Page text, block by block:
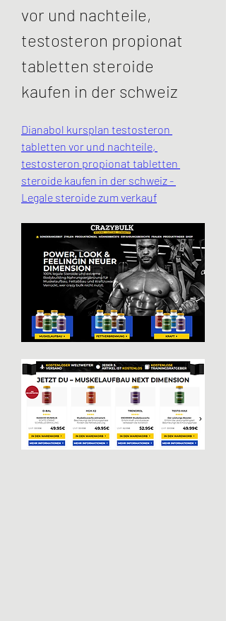
vor und nachteile,
testosteron propionat
tabletten steroide
kaufen in der schweiz
Dianabol kursplan testosteron
tabletten vor und nachteile,
testosteron propionat tabletten
steroide kaufen in der schweiz -
Legale steroide zum verkauf